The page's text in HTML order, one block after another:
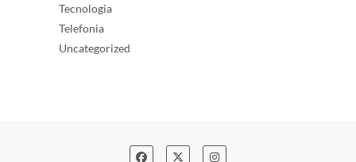
Tecnologia
Telefonia
Uncategorized